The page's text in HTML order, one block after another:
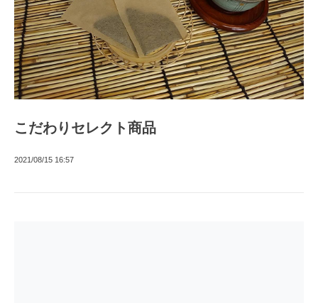
こだわりセレクト商品
2021/08/15 16:57